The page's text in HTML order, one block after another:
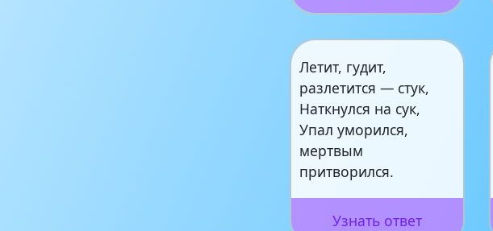
Летит, гудит,
разлетится — стук,
Наткнулся на сук,
Упал уморился,
мертвым
притворился.
Узнать ответ